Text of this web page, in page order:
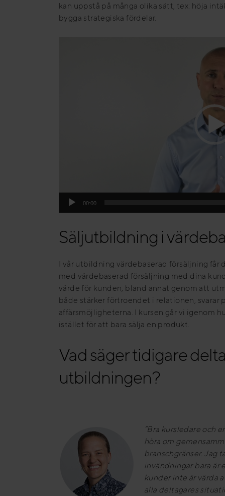
kan uppstå på många olika sätt, tex: höja
bygga strategiska fördelar.
00:00
Säljutbildning i
I vår utbildning värdebaserad försäljning får
med värdebaserad försäljning med dina
värde för kunden, bland annat genom att
både stärker förtroendet i relationen, svarar
affärsmöjligheterna. I kursen går vi igenom
istället för att bara sälja en produkt.
Vad säger tidigare
utbildningen?
”Bra kursledare och
höra om
branschgränser. Jag
invändningar bara är
kunder inte är värda
alla deltagares